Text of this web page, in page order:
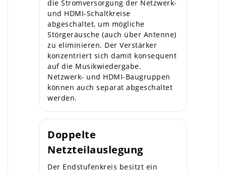
die Stromversorgung der Netzwerk-
und HDMI-Schaltkreise
abgeschaltet, um mögliche
Störgeräusche (auch über Antenne)
zu eliminieren. Der Verstärker
konzentriert sich damit konsequent
auf die Musikwiedergabe.
Netzwerk- und HDMI-Baugruppen
können auch separat abgeschaltet
werden.
Doppelte
Netzteilauslegung
Der Endstufenkreis besitzt ein